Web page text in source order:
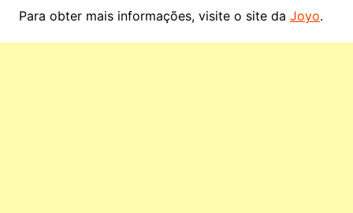
Para obter mais informações, visite o site da Joyo.